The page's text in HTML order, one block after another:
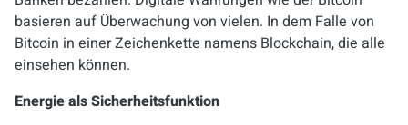
basieren auf Überwachung von vielen. In dem Falle von
Bitcoin in einer Zeichenkette namens Blockchain, die alle
einsehen können.
Energie als Sicherheitsfunktion